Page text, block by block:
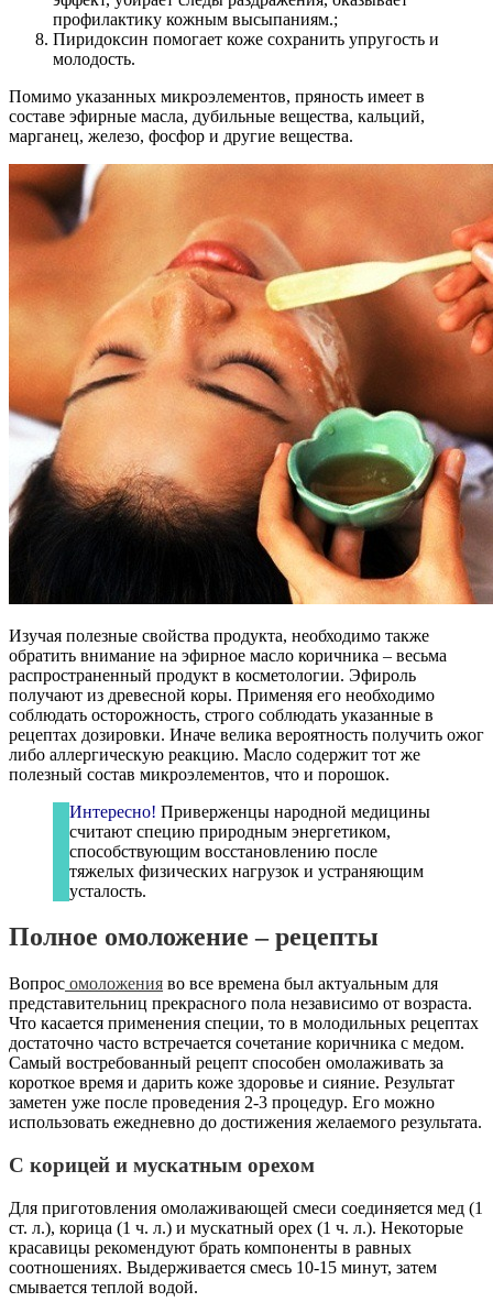
профилактику кожным высыпаниям.;
Пиридоксин помогает коже сохранить упругость и
молодость.
Помимо указанных микроэлементов, пряность имеет в
составе эфирные масла, дубильные вещества, кальций,
марганец, железо, фосфор и другие вещества.
Изучая полезные свойства продукта, необходимо также
обратить внимание на эфирное масло коричника – весьма
распространенный продукт в косметологии. Эфироль
получают из древесной коры. Применяя его необходимо
соблюдать осторожность, строго соблюдать указанные в
рецептах дозировки. Иначе велика вероятность получить ожог
либо аллергическую реакцию. Масло содержит тот же
полезный состав микроэлементов, что и порошок.
Интересно! Приверженцы народной медицины
считают специю природным энергетиком,
способствующим восстановлению после
тяжелых физических нагрузок и устраняющим
усталость.
Полное омоложение – рецепты
Вопрос омоложения во все времена был актуальным для
представительниц прекрасного пола независимо от возраста.
Что касается применения специи, то в молодильных рецептах
достаточно часто встречается сочетание коричника с медом.
Самый востребованный рецепт способен омолаживать за
короткое время и дарить коже здоровье и сияние. Результат
заметен уже после проведения 2-3 процедур. Его можно
использовать ежедневно до достижения желаемого результата.
С корицей и мускатным орехом
Для приготовления омолаживающей смеси соединяется мед (1
ст. л.), корица (1 ч. л.) и мускатный орех (1 ч. л.). Некоторые
красавицы рекомендуют брать компоненты в равных
соотношениях. Выдерживается смесь 10-15 минут, затем
смывается теплой водой.